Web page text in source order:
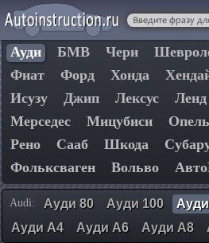
Ауди БМВ Чери
Фиат
Форд Хонда
Исузу
Джип Лексус
Мерседес
Мицубиси Опель
Рено
Сааб Шкода
Фольксваген
Вольво
Audi: Ауди 80 Ауди 100
Ауди А4
Ауди А6 Ауди А8